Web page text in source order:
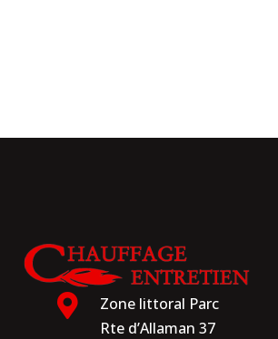

Zone littoral Parc
Rte d’Allaman 37